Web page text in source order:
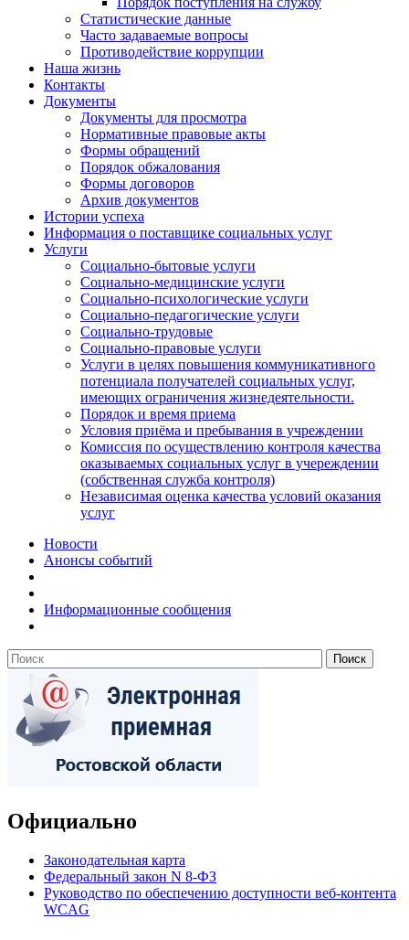
Статистические данные
Часто задаваемые вопросы
Противодействие коррупции
Наша жизнь
Контакты
Документы
Документы для просмотра
Нормативные правовые акты
Формы обращений
Порядок обжалования
Формы договоров
Архив документов
Истории успеха
Информация о поставщике социальных услуг
Услуги
Социально-бытовые услуги
Социально-медицинские услуги
Социально-психологические услуги
Социально-педагогические услуги
Социально-трудовые
Социально-правовые услуги
Услуги в целях повышения коммуникативного
потенциала получателей социальных услуг,
имеющих ограничения жизнедеятельности.
Порядок и время приема
Условия приёма и пребывания в учреждении
Комиссия по осуществлению контроля качества
оказываемых социальных услуг в учереждении
(собственная служба контроля)
Независимая оценка качества условий оказания
услуг
Новости
Анонсы событий
Информационные сообщения
Официально
Законодательная карта
Федеральный закон N 8-ФЗ
Руководство по обеспечению доступности веб-контента
WCAG